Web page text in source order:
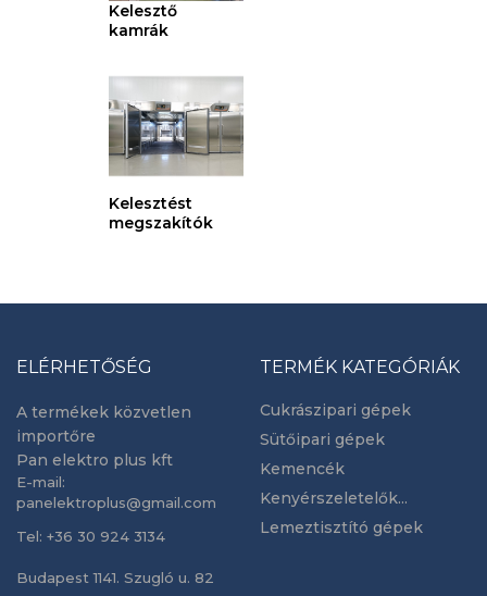
Kelesztő
kamrák
Kelesztést
megszakítók
ELÉRHETŐSÉG
A termékek közvetlen
importőre
Pan elektro plus kft
E-mail:
panelektroplus@gmail.com
Tel: +36 30 924 3134
Budapest 1141. Szugló u. 82
TERMÉK KATEGÓRIÁK
Cukrászipari gépek
Sütőipari gépek
Kemencék
Kenyérszeletelők...
Lemeztisztító gépek